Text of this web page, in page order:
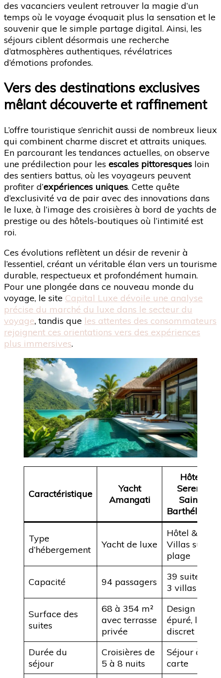
des vacanciers veulent retrouver la magie d’un
temps où le voyage évoquait plus la sensation et le
souvenir que le simple partage digital. Ainsi, les
séjours ciblent désormais une recherche
d’atmosphères authentiques, révélatrices
d’émotions profondes.
Vers des destinations exclusives
mêlant découverte et raffinement
L’offre touristique s’enrichit aussi de nombreux lieux
qui combinent charme discret et attraits uniques.
En parcourant les tendances actuelles, on observe
une prédilection pour les escales pittoresques loin
des sentiers battus, où les voyageurs peuvent
profiter d’expériences uniques. Cette quête
d’exclusivité va de pair avec des innovations dans
le luxe, à l’image des croisières à bord de yachts de
prestige ou des hôtels-boutiques où l’intimité est
roi.
Ces évolutions reflètent un désir de revenir à
l’essentiel, créant un véritable élan vers un tourisme
durable, respectueux et profondément humain.
Pour une plongée dans ce nouveau monde du
voyage, le site Capital Luxe dévoile une analyse
précise du marché du luxe dans le secteur du
voyage, tandis que les attentes des consommateurs
rejoignent ces orientations vers des expériences
plus immersives.
Caractéristique
Yacht
Amangati
Hôtel
Sereno
Saint-
Barthélémy
Type
d’hébergement
Yacht de luxe
Hôtel &
Villas sur
plage
Capacité 94 passagers
39 suites et
3 villas
Surface des
suites
68 à 354 m²
avec terrasse
privée
Design
épuré, luxe
discret
Durée du
séjour
Croisières de
5 à 8 nuits
Séjour à la
carte